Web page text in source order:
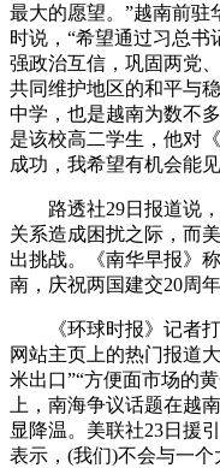
最大的愿望。”越南前驻
时说，“希望通过习总书
强政治互信，巩固两党
共同维护地区的和平与
中学，也是越南为数不
是该校高二学生，他对
成功，我希望有机会能
路透社29日报道说，
关系造成困扰之际，而
出挑战。《南华早报》
南，庆祝两国建交20周年
《环球时报》记者打
网站主页上的热门报道
米出口”“方便面市场的
上，南海争议话题在越
显降温。美联社23日援
表示，(我们)不会与一